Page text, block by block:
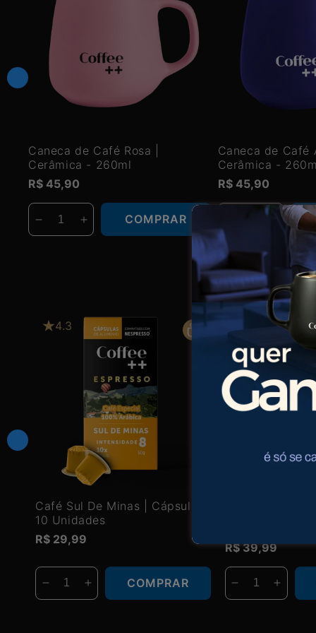
Caneca de Café Rosa |
Cerâmica - 260ml
Preço
normal
R$ 45,90
COMPRAR
Diminuir
a
Aumentar
a
Caneca de Café
Cerâmica -
Preço
normal
R$ 45,90
a
quantidade
de
4.3
Café Sul De Minas | Cápsula -
10 Unidades
Preço
R$ 29,99
COMPRAR
Diminuir
a
Aumentar
a
Preço
normal
R$ 39,99
Diminuir
a
a